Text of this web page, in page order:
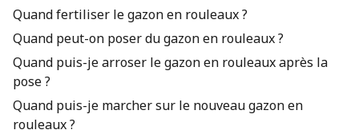
Quand fertiliser le gazon en rouleaux ?
Quand peut-on poser du gazon en rouleaux ?
Quand puis-je arroser le gazon en rouleaux après la
pose ?
Quand puis-je marcher sur le nouveau gazon en
rouleaux ?